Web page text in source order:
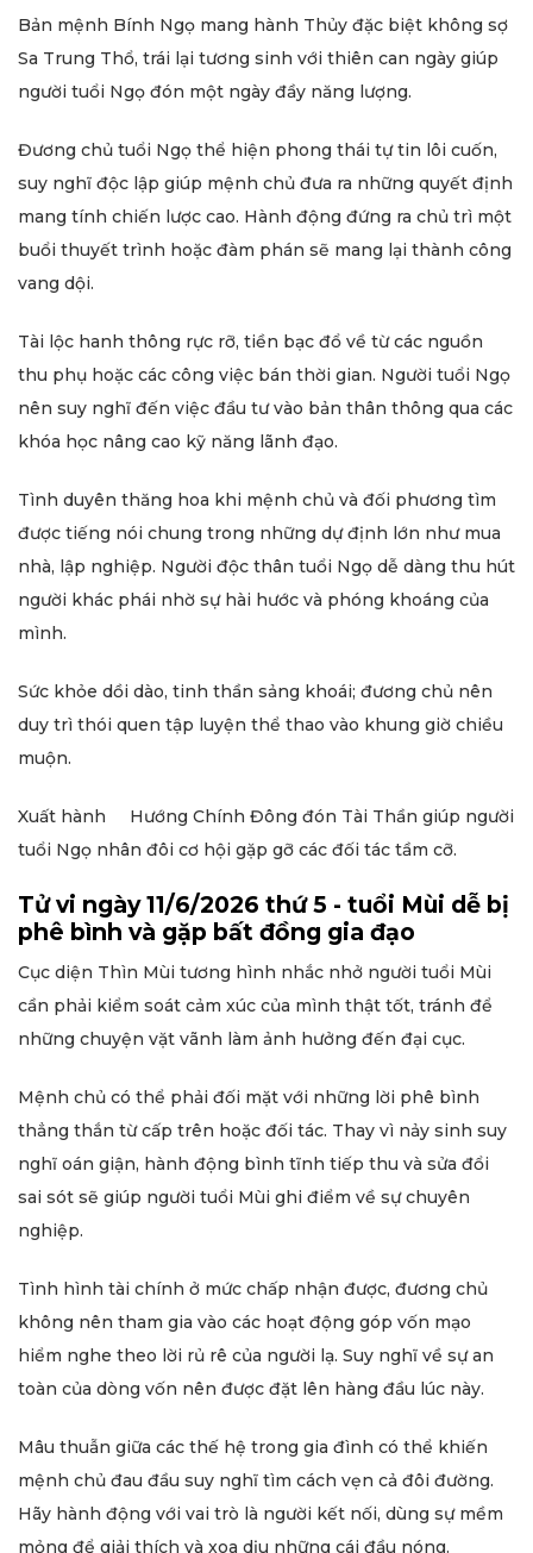
Bản mệnh Bính Ngọ mang hành Thủy đặc biệt không sợ
Sa Trung Thổ, trái lại tương sinh với thiên can ngày giúp
người tuổi Ngọ đón một ngày đầy năng lượng.
Đương chủ tuổi Ngọ thể hiện phong thái tự tin lôi cuốn,
suy nghĩ độc lập giúp mệnh chủ đưa ra những quyết định
mang tính chiến lược cao. Hành động đứng ra chủ trì một
buổi thuyết trình hoặc đàm phán sẽ mang lại thành công
vang dội.
Tài lộc hanh thông rực rỡ, tiền bạc đổ về từ các nguồn
thu phụ hoặc các công việc bán thời gian. Người tuổi Ngọ
nên suy nghĩ đến việc đầu tư vào bản thân thông qua các
khóa học nâng cao kỹ năng lãnh đạo.
Tình duyên thăng hoa khi mệnh chủ và đối phương tìm
được tiếng nói chung trong những dự định lớn như mua
nhà, lập nghiệp. Người độc thân tuổi Ngọ dễ dàng thu hút
người khác phái nhờ sự hài hước và phóng khoáng của
mình.
Sức khỏe dồi dào, tinh thần sảng khoái; đương chủ nên
duy trì thói quen tập luyện thể thao vào khung giờ chiều
muộn.
Xuất hành Hướng Chính Đông đón Tài Thần giúp người
tuổi Ngọ nhân đôi cơ hội gặp gỡ các đối tác tầm cỡ.
Tử vi ngày 11/6/2026 thứ 5 - tuổi Mùi dễ bị
phê bình và gặp bất đồng gia đạo
Cục diện Thìn Mùi tương hình nhắc nhở người tuổi Mùi
cần phải kiểm soát cảm xúc của mình thật tốt, tránh để
những chuyện vặt vãnh làm ảnh hưởng đến đại cục.
Mệnh chủ có thể phải đối mặt với những lời phê bình
thẳng thắn từ cấp trên hoặc đối tác. Thay vì nảy sinh suy
nghĩ oán giận, hành động bình tĩnh tiếp thu và sửa đổi
sai sót sẽ giúp người tuổi Mùi ghi điểm về sự chuyên
nghiệp.
Tình hình tài chính ở mức chấp nhận được, đương chủ
không nên tham gia vào các hoạt động góp vốn mạo
hiểm nghe theo lời rủ rê của người lạ. Suy nghĩ về sự an
toàn của dòng vốn nên được đặt lên hàng đầu lúc này.
Mâu thuẫn giữa các thế hệ trong gia đình có thể khiến
mệnh chủ đau đầu suy nghĩ tìm cách vẹn cả đôi đường.
Hãy hành động với vai trò là người kết nối, dùng sự mềm
mỏng để giải thích và xoa dịu những cái đầu nóng.